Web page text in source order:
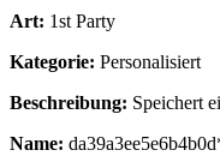
Art: 1st Party
Kategorie: Personalisiert
Beschreibung: Speichert
Name: